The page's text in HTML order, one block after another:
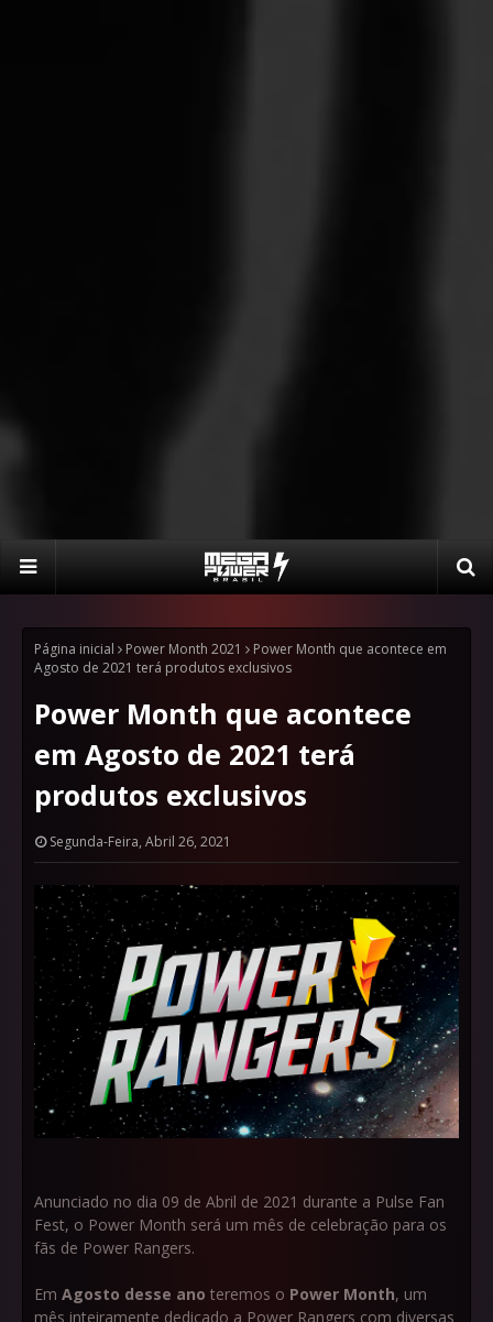
Página inicial Power Month 2021
Power Month que acontece em
Agosto de 2021 terá produtos exclusivos
Power Month que acontece
em Agosto de 2021 terá
produtos exclusivos
Segunda-Feira, Abril 26, 2021
Anunciado no dia 09 de Abril de 2021 durante a Pulse Fan
Fest, o Power Month será um mês de celebração para os
fãs de Power Rangers.
Em Agosto desse ano teremos o Power Month, um
mês inteiramente dedicado a Power Rangers com diversas